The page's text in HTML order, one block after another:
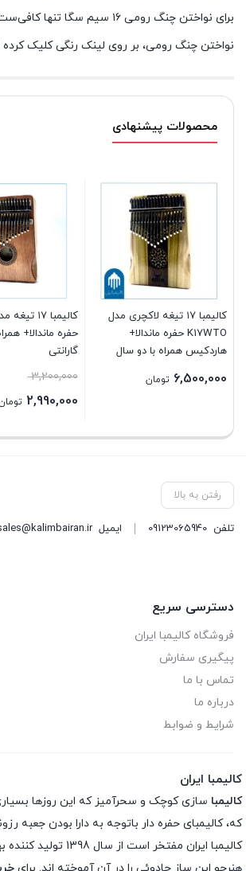
برای نواختن چنگ رومی
نواختن چنگ رومی، بر روی لینک رنگی کلیک
محصولات پیشنهادی
کالیمبا ۱۷ تیغه لاکچری مدل
K17WTO حفره ماندالا+
هاردکیس همراه با دو سال
6,500,000 تومان
حفره ماندالا+
گارانتی
3,200,000
2,990,000
رفتن به بالا
تلفن 09123065940 ایمیل
دسترسی سریع
فروشگاه کالیمبا ایران
پیگیری سفارش
تماس با ما
درباره ما
شرایط و ضوابط
کالیمبا ایران
کالیمبا سازی کوچک و سحرآمیز که این روزها بسیاری
که، کالیمبای حفره دار باتوجه به دارا بودن
کالیمبا ایران مفتخر است از سال 1398 تولید کننده بهترین کالیمبا ایران و وارد کننده مستقیم بهترین برند های دنیا در ایران است و با بررسی تخصصی ساز کالیمبا
هنرجو این ساز جادوئی را در آن آموخته اند. برای